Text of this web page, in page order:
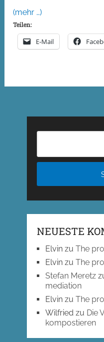
(mehr …)
Teilen:
E-Mail
NEUESTE
Elvinzu The
Elvinzu The
Stefan Meretz
mediation
Elvinzu The
Wilfried zu Die
kompostieren